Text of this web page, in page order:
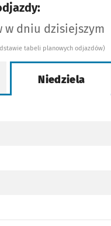
w dniu dzisiejszym
tabeli planowych odjazdów)
Niedziela